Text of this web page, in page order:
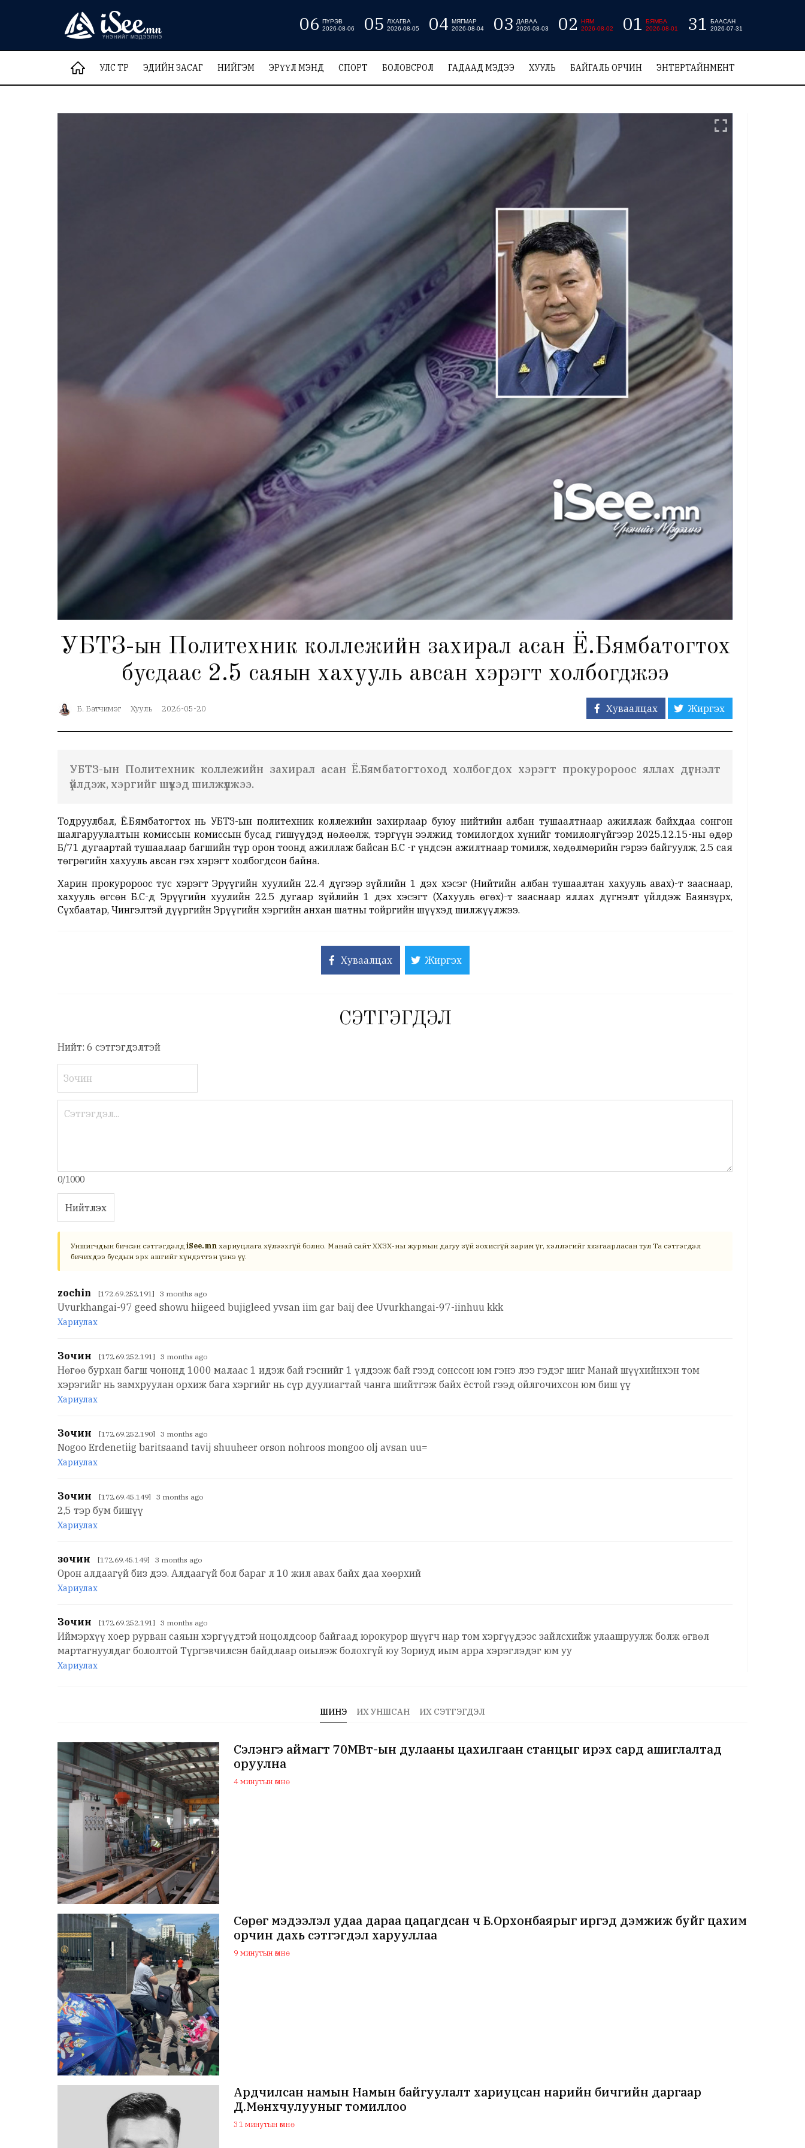
06 ПҮРЭВ
2026-08-06
05
ЛХАГВА
2026-08-05
04 МЯГМАР
2026-08-04
03
ДАВАА
2026-08-03
02
НЯМ
2026-08-02
01
БЯМБА
2026-08-01
31
БААСАН
2026-07-31
УЛС ТӨР ЭДИЙН ЗАСАГ НИЙГЭМ ЭРҮҮЛ МЭНД СПОРТ БОЛОВСРОЛ ГАДААД МЭДЭЭ ХУУЛЬ БАЙГАЛЬ ОРЧИН ЭНТЕРТАЙНМЕНТ
УБТЗ-ын Политехник коллежийн захирал асан Ё.Бямбатогтох
бусдаас 2.5 саяын хахууль авсан хэрэгт холбогджээ
Б. Батчимэг Хууль 2026-05-20 Хуваалцах Жиргэх
УБТЗ-ын Политехник коллежийн захирал асан Ё.Бямбатогтоход холбогдох хэрэгт прокуророос яллах дүгнэлт
үйлдэж, хэргийг шүүхэд шилжүүлжээ.
Тодруулбал, Ё.Бямбатогтох нь УБТЗ-ын политехник коллежийн захирлаар буюу нийтийн албан тушаалтнаар ажиллаж байхдаа сонгон
шалгаруулалтын комиссын комиссын бусад гишүүдэд нөлөөлж, тэргүүн ээлжид томилогдох хүнийг томилолгүйгээр 2025.12.15-ны өдөр
Б/71 дугаартай тушаалаар багшийн түр орон тоонд ажиллаж байсан Б.С -г үндсэн ажилтнаар томилж, хөдөлмөрийн гэрээ байгуулж, 2.5 сая
төгрөгийн хахууль авсан гэх хэрэгт холбогдсон байна.
Харин прокуророос тус хэрэгт Эрүүгийн хуулийн 22.4 дүгээр зүйлийн 1 дэх хэсэг (Нийтийн албан тушаалтан хахууль авах)-т зааснаар,
хахууль өгсөн Б.С-д Эрүүгийн хуулийн 22.5 дугаар зүйлийн 1 дэх хэсэгт (Хахууль өгөх)-т зааснаар яллах дүгнэлт үйлдэж Баянзүрх,
Сүхбаатар, Чингэлтэй дүүргийн Эрүүгийн хэргийн анхан шатны тойргийн шүүхэд шилжүүлжээ.
Хуваалцах Жиргэх
СЭТГЭГДЭЛ
Нийт: 6 сэтгэгдэлтэй
0/1000
Нийтлэх
Уншигчдын бичсэн сэтгэгдэлд iSee.mn хариуцлага хүлээхгүй болно. Манай сайт ХХЗХ-ны журмын дагуу зүй зохисгүй зарим үг, хэллэгийг хязгаарласан тул Та сэтгэгдэл
бичихдээ бусдын эрх ашгийг хүндэтгэн үзнэ үү.
zochin [172.69.252.191] 3 months ago
Uvurkhangai-97 geed showu hiigeed bujigleed yvsan iim gar baij dee Uvurkhangai-97-iinhuu kkk
Хариулах
Зочин [172.69.252.191] 3 months ago
Нөгөө бурхан багш чононд 1000 малаас 1 идэж бай гэснийг 1 үлдээж бай гээд сонссон юм гэнэ лээ гэдэг шиг Манай шүүхийнхэн том
хэрэгийг нь замхруулан орхиж бага хэргийг нь сүр дуулиагтай чанга шийтгэж байх ёстой гээд ойлгочихсон юм биш үү
Хариулах
Зочин [172.69.252.190] 3 months ago
Nogoo Erdenetiig baritsaand tavij shuuheer orson nohroos mongoo olj avsan uu=
Хариулах
Зочин [172.69.45.149] 3 months ago
2,5 тэр бум бишүү
Хариулах
зочин [172.69.45.149] 3 months ago
Орон алдаагүй биз дээ. Алдаагүй бол бараг л 10 жил авах байх даа хөөрхий
Хариулах
Зочин [172.69.252.191] 3 months ago
Иймэрхүү хоер рурван саяын хэргүүдтэй ноцолдсоор байгаад юрокурор шүүгч нар том хэргүүдээс зайлсхийж улаашруулж болж өгвөл
мартагнуулдаг бололтой Түргэвчилсэн байдлаар оиылэж болохгүй юу Зориуд иым арра хэрэглэдэг юм уу
Хариулах
ШИНЭ ИХ УНШСАН ИХ СЭТГЭГДЭЛ
Сэлэнгэ аймагт 70МВт-ын дулааны цахилгаан станцыг ирэх сард ашиглалтад
оруулна
4 минутын өмнө
Сөрөг мэдээлэл удаа дараа цацагдсан ч Б.Орхонбаярыг иргэд дэмжиж буйг цахим
орчин дахь сэтгэгдэл харууллаа
9 минутын өмнө
Ардчилсан намын Намын байгуулалт хариуцсан нарийн бичгийн даргаар
Д.Мөнхчулууныг томиллоо
31 минутын өмнө